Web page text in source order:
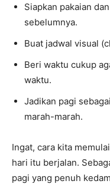
Siapkan pakaian
sebelumnya.
Buat jadwal visual
Beri waktu cukup
waktu.
Jadikan pagi
marah-marah.
Ingat, cara kita
hari itu berjalan.
pagi yang penuh